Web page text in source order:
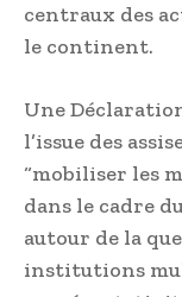
centraux des
le continent.
Une
l’issue des
“mobiliser les
dans le cadre
autour de la
institutions